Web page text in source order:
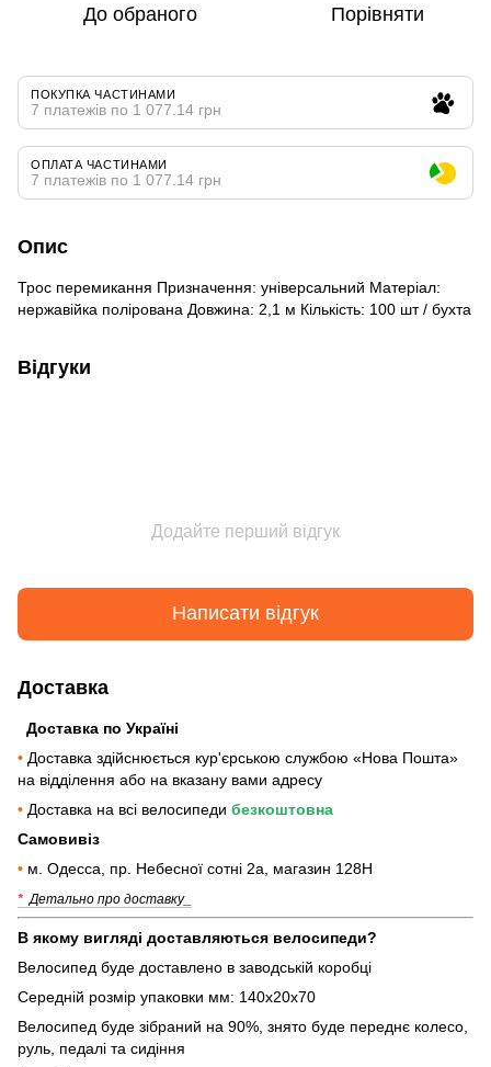
До обраного Порівняти
ПОКУПКА ЧАСТИНАМИ
7 платежів по 1 077.14 грн
ОПЛАТА ЧАСТИНАМИ
7 платежів по 1 077.14 грн
Опис
Трос перемикання Призначення: універсальний Матеріал:
нержавійка полірована Довжина: 2,1 м Кількість: 100 шт / бухта
Відгуки
Додайте перший відгук
Написати відгук
Доставка
Доставка по Україні
• Доставка здійснюється кур'єрською службою «Нова Пошта»
на відділення або на вказану вами адресу
• Доставка на всі велосипеди безкоштовна
Самовивіз
• м. Одесса, пр. Небесної сотні 2а, магазин 128Н
* Детально про доставку_
В якому вигляді доставляються велосипеди?
Велосипед буде доставлено в заводській коробці
Середній розмір упаковки мм: 140х20х70
Велосипед буде зібраний на 90%, знято буде переднє колесо,
руль, педалі та сидіння